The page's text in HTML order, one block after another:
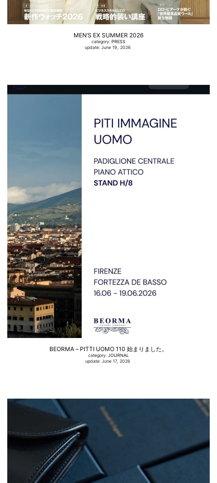
MEN’S EX SUMMER 2026
category: PRESS
update: June 19, 2026
BEORMA – PITTI UOMO 110 始まりました。
category: JOURNAL
update: June 17, 2026